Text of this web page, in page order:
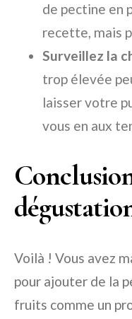
de pectine en
recette, mais
Surveillez la
trop élevée
laisser votre
vous en aux
Voilà ! Vous avez
pour ajouter de la
fruits comme un